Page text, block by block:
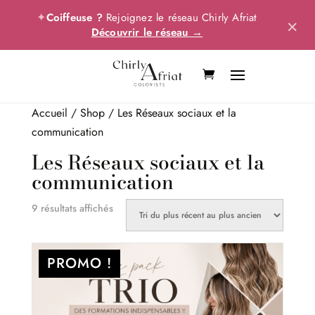
✦Coiffeuse ?Rejoignez le réseau Chirly Afriat
Découvrir le réseau →
×
Accueil / Shop/ Les Réseaux sociaux et la
communication
Les Réseaux sociaux et la
communication
9 résultats affichésTrié
plus
récent
au
plus
PROMO !